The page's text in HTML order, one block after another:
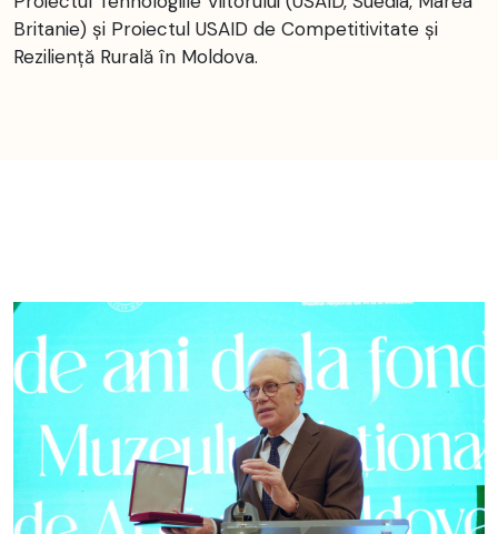
Britanie) și Proiectul USAID de Competitivitate și
Reziliență Rurală în Moldova.